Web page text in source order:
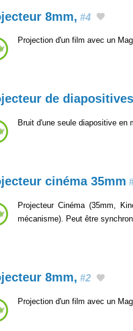
8mm, #4
Projection d'un film avec un
de diapositives
Bruit d'une seule diapositive en
cinéma 35mm
Projecteur Cinéma (35mm,
mécanisme). Peut être
8mm, #2
Projection d'un film avec un